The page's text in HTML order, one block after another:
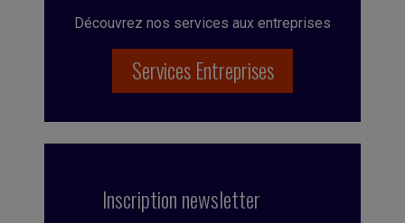
Découvrez nos services aux entreprises
Services Entreprises
Inscription newsletter